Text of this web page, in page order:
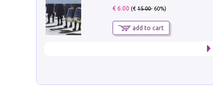
€ 6.00 (€15.00- 60%)
add to cart